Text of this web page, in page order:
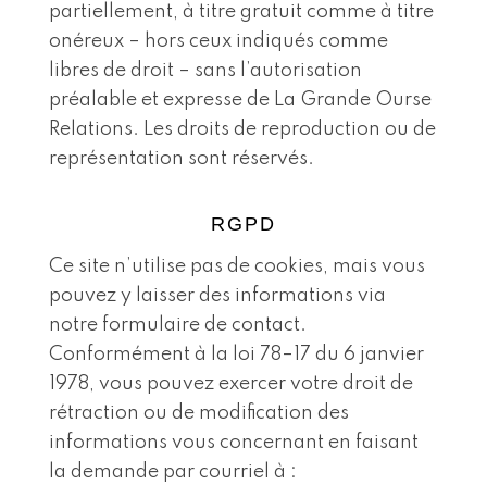
partiellement, à titre gratuit comme à titre
onéreux – hors ceux indiqués comme
libres de droit – sans l’autorisation
préalable et expresse de La Grande Ourse
Relations. Les droits de reproduction ou de
représentation sont réservés.
RGPD
Ce site n’utilise pas de cookies, mais vous
pouvez y laisser des informations via
notre formulaire de contact.
Conformément à la loi 78–17 du 6 janvier
1978, vous pouvez exercer votre droit de
rétraction ou de modification des
informations vous concernant en faisant
la demande par courriel à :